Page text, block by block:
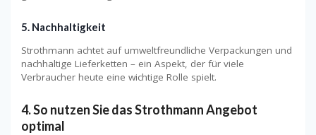
5. Nachhaltigkeit
Strothmann achtet auf umweltfreundliche Verpackungen und
nachhaltige Lieferketten – ein Aspekt, der für viele
Verbraucher heute eine wichtige Rolle spielt.
4. So nutzen Sie das Strothmann Angebot
optimal